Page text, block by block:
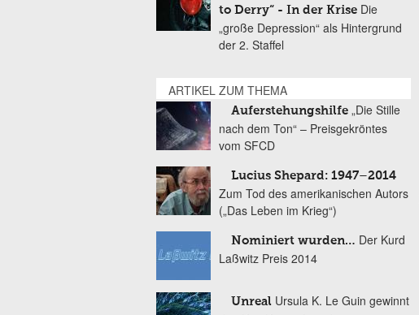
to Derry“ - In der Krise Die
„große Depression“ als Hintergrund
der 2. Staffel
ARTIKEL ZUM THEMA
Auferstehungshilfe „Die Stille
nach dem Ton“ – Preisgekröntes
vom SFCD
Lucius Shepard: 1947–2014
Zum Tod des amerikanischen Autors
(„Das Leben im Krieg“)
Nominiert wurden… Der Kurd
Laßwitz Preis 2014
Unreal Ursula K. Le Guin gewinnt